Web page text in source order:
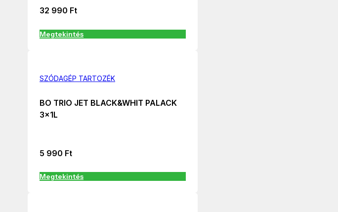
32 990 Ft
Megtekintés
SZÓDAGÉP TARTOZÉK
BO TRIO JET BLACK&WHIT PALACK
3x1L
5 990 Ft
Megtekintés